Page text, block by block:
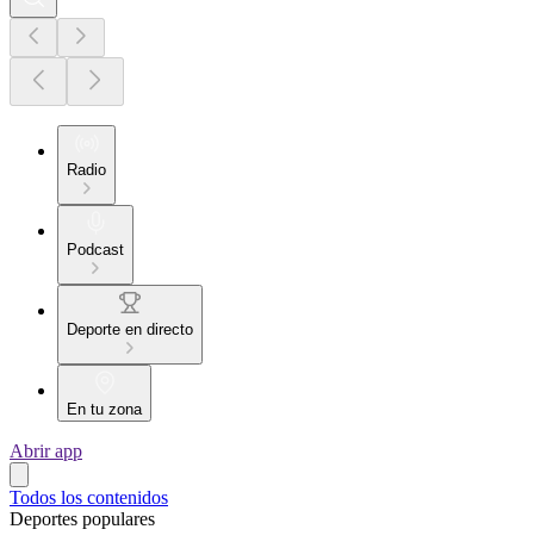
Radio
Podcast
Deporte en directo
En tu zona
Abrir app
Todos los contenidos
Deportes populares